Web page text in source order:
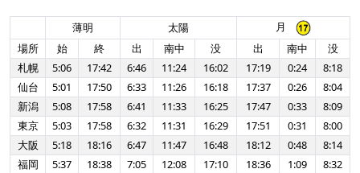
薄明 太陽
月
場所
始 終 出 南中 没 出 南中
没
札幌
5:06 17:42 6:46 11:24 16:02 17:19 0:24
8:18
仙台
5:01 17:50 6:33 11:26 16:18 17:37 0:26
8:04
新潟
5:08 17:58 6:41 11:33 16:25 17:47 0:33
8:09
東京
5:03 17:58 6:32 11:31 16:29 17:51 0:31
8:00
大阪
5:18 18:16 6:47 11:47 16:48 18:12 0:48
8:14
福岡
5:37 18:38 7:05 12:08 17:10 18:36 1:09
8:32